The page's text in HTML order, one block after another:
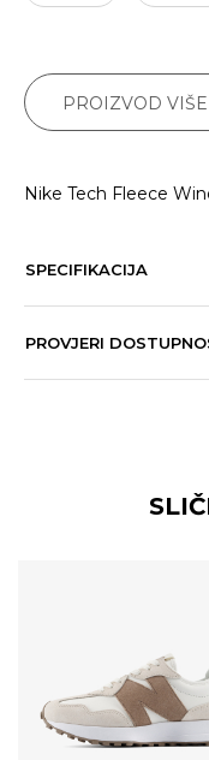
PROIZVOD
Nike Tech Fleece
SPECIFIKACIJA
PROVJERI